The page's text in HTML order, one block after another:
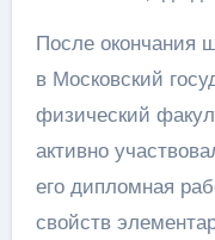
После окончания
в Московский
физический
активно
его дипломная
свойств